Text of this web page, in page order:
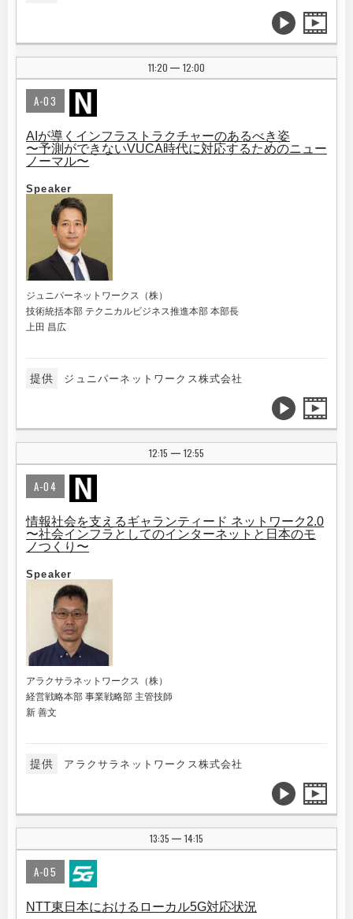
11:20 | 12:00
A-03
AIが導くインフラストラクチャーのあるべき姿
〜予測ができないVUCA時代に対応するためのニュー
ノーマル〜
Speaker
ジュニパーネットワークス（株）
技術統括本部 テクニカルビジネス推進本部 本部長
上田 昌広
提供 ジュニパーネットワークス株式会社
12:15 | 12:55
A-04
情報社会を支えるギャランティード ネットワーク2.0
〜社会インフラとしてのインターネットと日本のモ
ノつくり〜
Speaker
アラクサラネットワークス（株）
経営戦略本部 事業戦略部 主管技師
新 善文
提供 アラクサラネットワークス株式会社
13:35 | 14:15
A-05
NTT東日本におけるローカル5G対応状況